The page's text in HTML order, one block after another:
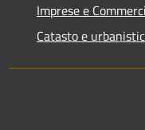
Imprese e
Catasto e